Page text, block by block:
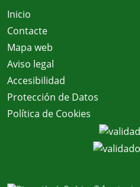
Inicio
Contacte
Mapa web
Aviso legal
Accesibilidad
Protección de Datos
Política de Cookies